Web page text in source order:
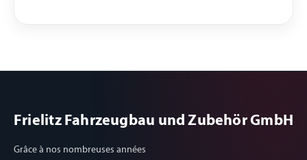
Frielitz Fahrzeugbau und Zubehör GmbH
Grâce à nos nombreuses années